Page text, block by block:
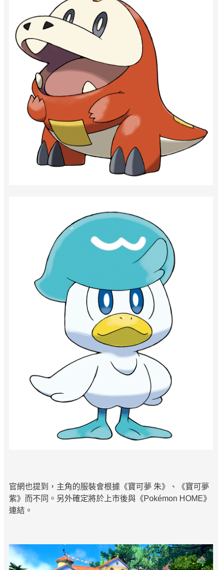
官網也提到，主角的服裝會根據《寶可夢 朱》、《寶可夢
紫》而不同。另外確定將於上市後與《Pokémon HOME》
連結。